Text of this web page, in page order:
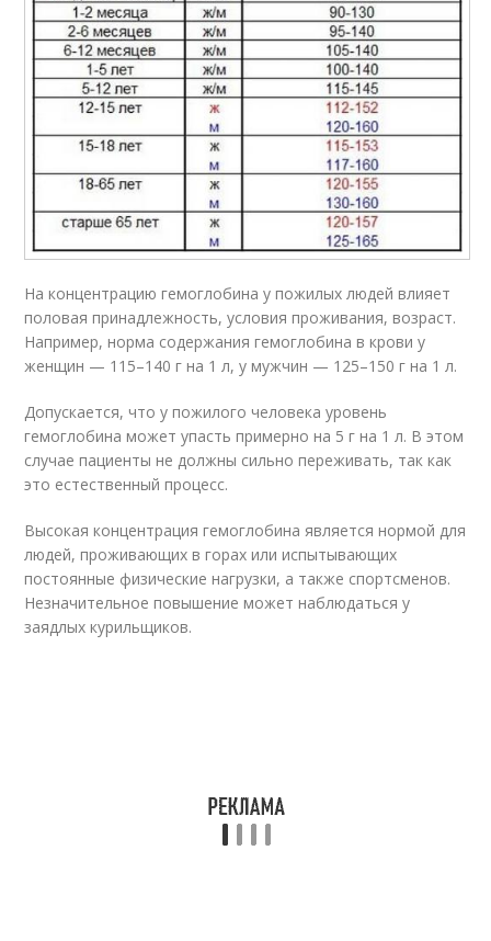
На концентрацию гемоглобина у пожилых людей влияет
половая принадлежность, условия проживания, возраст.
Например, норма содержания гемоглобина в крови у
женщин — 115–140 г на 1 л, у мужчин — 125–150 г на 1 л.
Допускается, что у пожилого человека уровень
гемоглобина может упасть примерно на 5 г на 1 л. В этом
случае пациенты не должны сильно переживать, так как
это естественный процесс.
Высокая концентрация гемоглобина является нормой для
людей, проживающих в горах или испытывающих
постоянные физические нагрузки, а также спортсменов.
Незначительное повышение может наблюдаться у
заядлых курильщиков.